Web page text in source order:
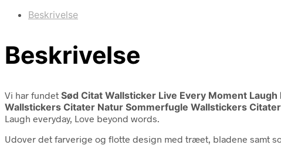
Beskrivelse
Beskrivelse
Vi har fundet Sød Citat Wallsticker Live Every Moment
Wallstickers Citater Natur Sommerfugle Wallstickers
Laugh everyday, Love beyond words.
Udover det farverige og flotte design med træet, bladene samt